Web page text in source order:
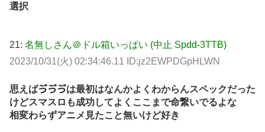
選択
21: 名無しさん＠ドル箱いっぱい (中止 Spdd-3TTB)
2023/10/31(火) 02:34:46.11 ID:jz2EWPDGpHLWN
思えばゔゔゔは最初はなんかよくわからんスペックだった
けどスマスロも成功してよくここまで命繋いでるよな
相変わらずアニメ見たこと無いけど好き